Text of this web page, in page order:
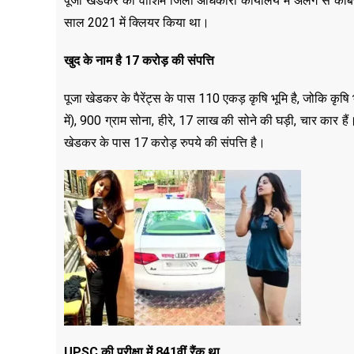
साल 2021 में क्लियर किया था।
खुद के नाम है 17 करोड़ की संपत्ति
पूजा खेडकर के पैरेंट्स के पास 110 एकड़ कृषि भूमि है, जोकि कृषि
में), 900 ग्राम सोना, हीरे, 17 लाख की सोने की घड़ी, चार कार
खेडकर के पास 17 करोड़ रुपये की संपत्ति है।